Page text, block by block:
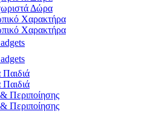
Δώρα
Χαρακτήρα
Χαρακτήρα
Παιδιά
Παιδιά
Περιποίησης
Περιποίησης